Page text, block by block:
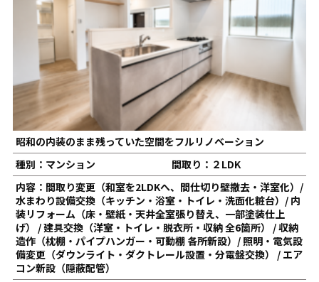
昭和の内装のまま残っていた空間をフルリノベーション
種別：マンション
間取り：２LDK
内容：間取り変更（和室を2LDKへ、間仕切り壁撤去・洋室化）/
水まわり設備交換（キッチン・浴室・トイレ・洗面化粧台）/ 内
装リフォーム（床・壁紙・天井全室張り替え、一部塗装仕上
げ） / 建具交換（洋室・トイレ・脱衣所・収納 全6箇所） / 収納
造作（枕棚・パイプハンガー・可動棚 各所新設）/ 照明・電気設
備変更（ダウンライト・ダクトレール設置・分電盤交換） / エア
コン新設（隠蔽配管）